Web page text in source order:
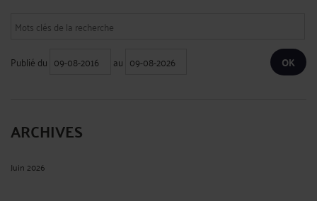
Publié du au
ARCHIVES
Juin 2026